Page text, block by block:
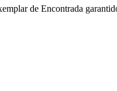
de Encontrada